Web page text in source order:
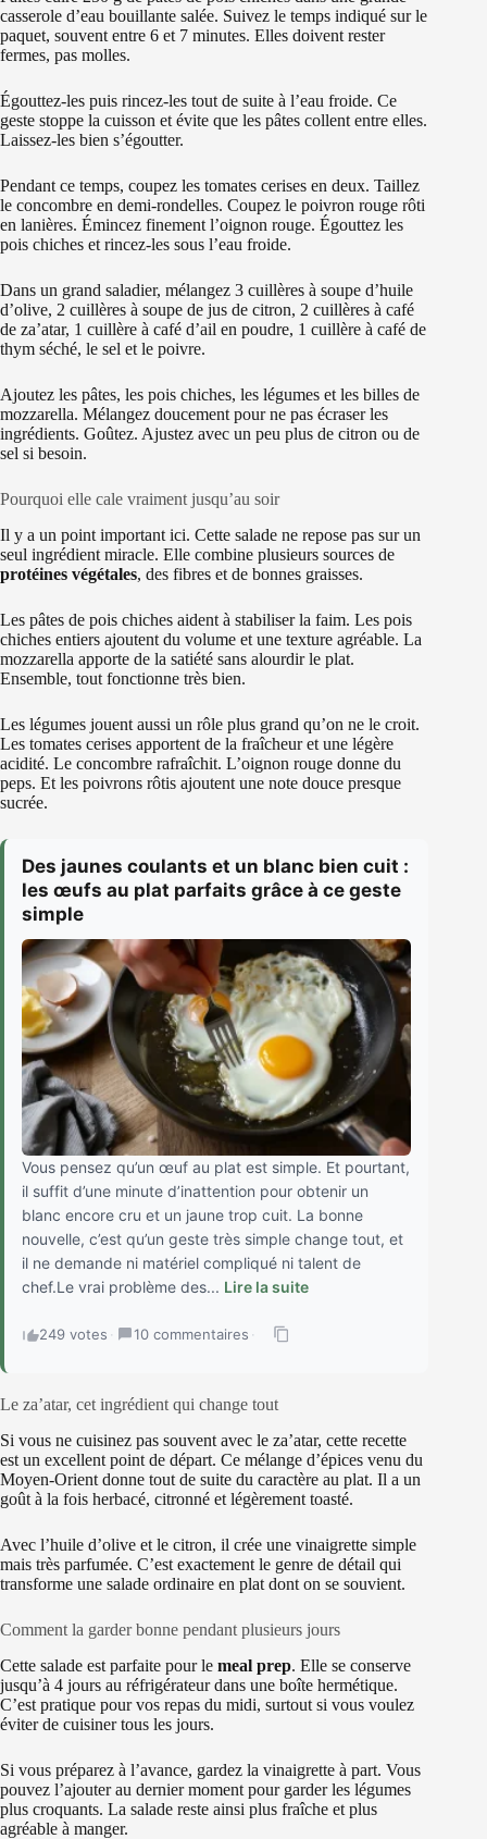
casserole d’eau bouillante salée. Suivez le temps indiqué sur le
paquet, souvent entre 6 et 7 minutes. Elles doivent rester
fermes, pas molles.
Égouttez-les puis rincez-les tout de suite à l’eau froide. Ce
geste stoppe la cuisson et évite que les pâtes collent entre elles.
Laissez-les bien s’égoutter.
Pendant ce temps, coupez les tomates cerises en deux. Taillez
le concombre en demi-rondelles. Coupez le poivron rouge rôti
en lanières. Émincez finement l’oignon rouge. Égouttez les
pois chiches et rincez-les sous l’eau froide.
Dans un grand saladier, mélangez 3 cuillères à soupe d’huile
d’olive, 2 cuillères à soupe de jus de citron, 2 cuillères à café
de za’atar, 1 cuillère à café d’ail en poudre, 1 cuillère à café de
thym séché, le sel et le poivre.
Ajoutez les pâtes, les pois chiches, les légumes et les billes de
mozzarella. Mélangez doucement pour ne pas écraser les
ingrédients. Goûtez. Ajustez avec un peu plus de citron ou de
sel si besoin.
Pourquoi elle cale vraiment jusqu’au soir
Il y a un point important ici. Cette salade ne repose pas sur un
seul ingrédient miracle. Elle combine plusieurs sources de
protéines végétales, des fibres et de bonnes graisses.
Les pâtes de pois chiches aident à stabiliser la faim. Les pois
chiches entiers ajoutent du volume et une texture agréable. La
mozzarella apporte de la satiété sans alourdir le plat.
Ensemble, tout fonctionne très bien.
Les légumes jouent aussi un rôle plus grand qu’on ne le croit.
Les tomates cerises apportent de la fraîcheur et une légère
acidité. Le concombre rafraîchit. L’oignon rouge donne du
peps. Et les poivrons rôtis ajoutent une note douce presque
sucrée.
Des jaunes coulants et un blanc bien cuit :
les œufs au plat parfaits grâce à ce geste
simple
Vous pensez qu’un œuf au plat est simple. Et pourtant,
il suffit d’une minute d’inattention pour obtenir un
blanc encore cru et un jaune trop cuit. La bonne
nouvelle, c’est qu’un geste très simple change tout, et
il ne demande ni matériel compliqué ni talent de
chef.Le vrai problème des... Lire la suite
249 votes · 10 commentaires ·
Le za’atar, cet ingrédient qui change tout
Si vous ne cuisinez pas souvent avec le za’atar, cette recette
est un excellent point de départ. Ce mélange d’épices venu du
Moyen-Orient donne tout de suite du caractère au plat. Il a un
goût à la fois herbacé, citronné et légèrement toasté.
Avec l’huile d’olive et le citron, il crée une vinaigrette simple
mais très parfumée. C’est exactement le genre de détail qui
transforme une salade ordinaire en plat dont on se souvient.
Comment la garder bonne pendant plusieurs jours
Cette salade est parfaite pour le meal prep. Elle se conserve
jusqu’à 4 jours au réfrigérateur dans une boîte hermétique.
C’est pratique pour vos repas du midi, surtout si vous voulez
éviter de cuisiner tous les jours.
Si vous préparez à l’avance, gardez la vinaigrette à part. Vous
pouvez l’ajouter au dernier moment pour garder les légumes
plus croquants. La salade reste ainsi plus fraîche et plus
agréable à manger.